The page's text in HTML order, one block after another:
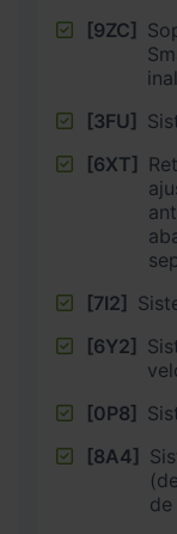
[9ZC]
[3FU]
[6XT]
[7I2]
[6Y2]
[0P8]
[8A4]